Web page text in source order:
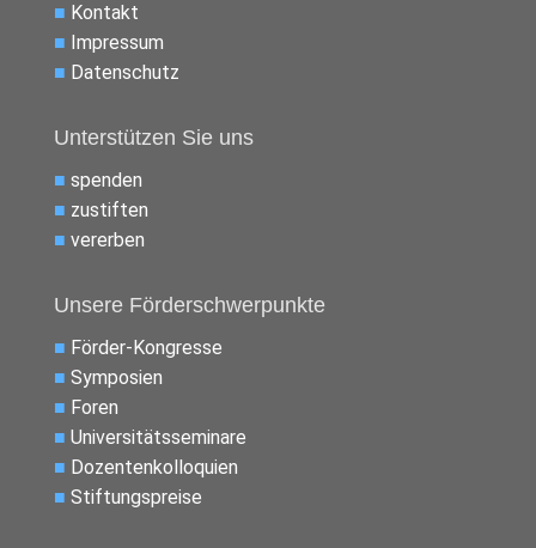
■ Kontakt
■ Impressum
■ Datenschutz
Unterstützen Sie uns
■ spenden
■ zustiften
■ vererben
Unsere Förderschwerpunkte
■ Förder-Kongresse
■ Symposien
■ Foren
■ Universitätsseminare
■ Dozentenkolloquien
■ Stiftungspreise